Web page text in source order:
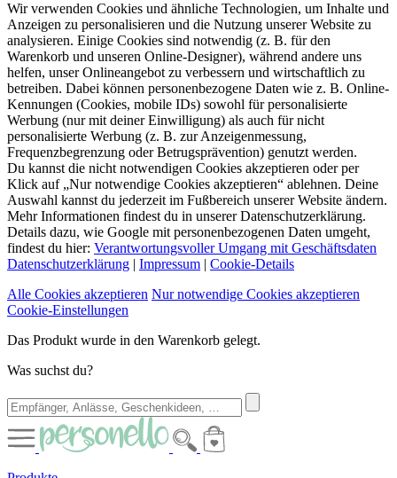
Wir verwenden Cookies und ähnliche Technologien, um Inhalte und
Anzeigen zu personalisieren und die Nutzung unserer Website zu
analysieren. Einige Cookies sind notwendig (z. B. für den
Warenkorb und unseren Online-Designer), während andere uns
helfen, unser Onlineangebot zu verbessern und wirtschaftlich zu
betreiben. Dabei können personenbezogene Daten wie z. B. Online-
Kennungen (Cookies, mobile IDs) sowohl für personalisierte
Werbung (nur mit deiner Einwilligung) als auch für nicht
personalisierte Werbung (z. B. zur Anzeigenmessung,
Frequenzbegrenzung oder Betrugsprävention) genutzt werden.
Du kannst die nicht notwendigen Cookies akzeptieren oder per
Klick auf „Nur notwendige Cookies akzeptieren“ ablehnen. Deine
Auswahl kannst du jederzeit im Fußbereich unserer Website ändern.
Mehr Informationen findest du in unserer Datenschutzerklärung.
Details dazu, wie Google mit personenbezogenen Daten umgeht,
findest du hier: Verantwortungsvoller Umgang mit Geschäftsdaten
Datenschutzerklärung | Impressum | Cookie-Details
Alle Cookies akzeptieren Nur notwendige Cookies akzeptieren
Cookie-Einstellungen
Das Produkt wurde in den Warenkorb gelegt.
Was suchst du?